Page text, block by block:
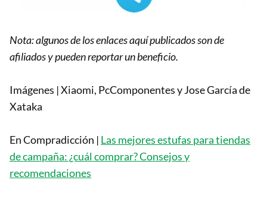
Nota: algunos de los enlaces aquí publicados son de
afiliados y pueden reportar un beneficio.
Imágenes | Xiaomi, PcComponentes y Jose García de
Xataka
En Compradicción | Las mejores estufas para tiendas
de campaña: ¿cuál comprar? Consejos y
recomendaciones